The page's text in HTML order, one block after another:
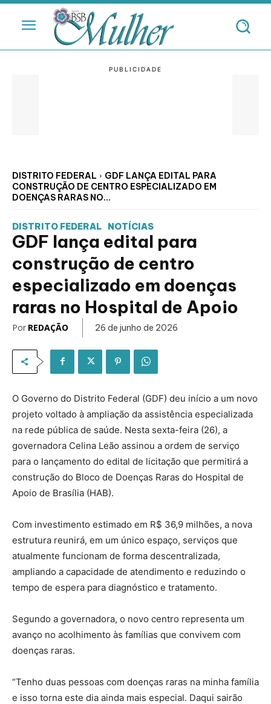
DISTRITO FEDERAL
GDF LANÇA EDITAL PARA
CONSTRUÇÃO DE CENTRO ESPECIALIZADO EM
DOENÇAS RARAS NO...
DISTRITO FEDERAL NOTÍCIAS
GDF lança edital para
construção de centro
especializado em doenças
raras no Hospital de Apoio
Por REDAÇÃO 26 de junho de 2026
O Governo do Distrito Federal (GDF) deu início a um novo
projeto voltado à ampliação da assistência especializada
na rede pública de saúde. Nesta sexta-feira (26), a
governadora Celina Leão assinou a ordem de serviço
para o lançamento do edital de licitação que permitirá a
construção do Bloco de Doenças Raras do Hospital de
Apoio de Brasília (HAB).
Com investimento estimado em R$ 36,9 milhões, a nova
estrutura reunirá, em um único espaço, serviços que
atualmente funcionam de forma descentralizada,
ampliando a capacidade de atendimento e reduzindo o
tempo de espera para diagnóstico e tratamento.
Segundo a governadora, o novo centro representa um
avanço no acolhimento às famílias que convivem com
doenças raras.
“Tenho duas pessoas com doenças raras na minha família
e isso torna este dia ainda mais especial. Daqui sairão